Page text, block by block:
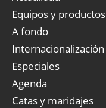
Equipos y productos
A fondo
Internacionalización
Especiales
Agenda
Catas y maridajes